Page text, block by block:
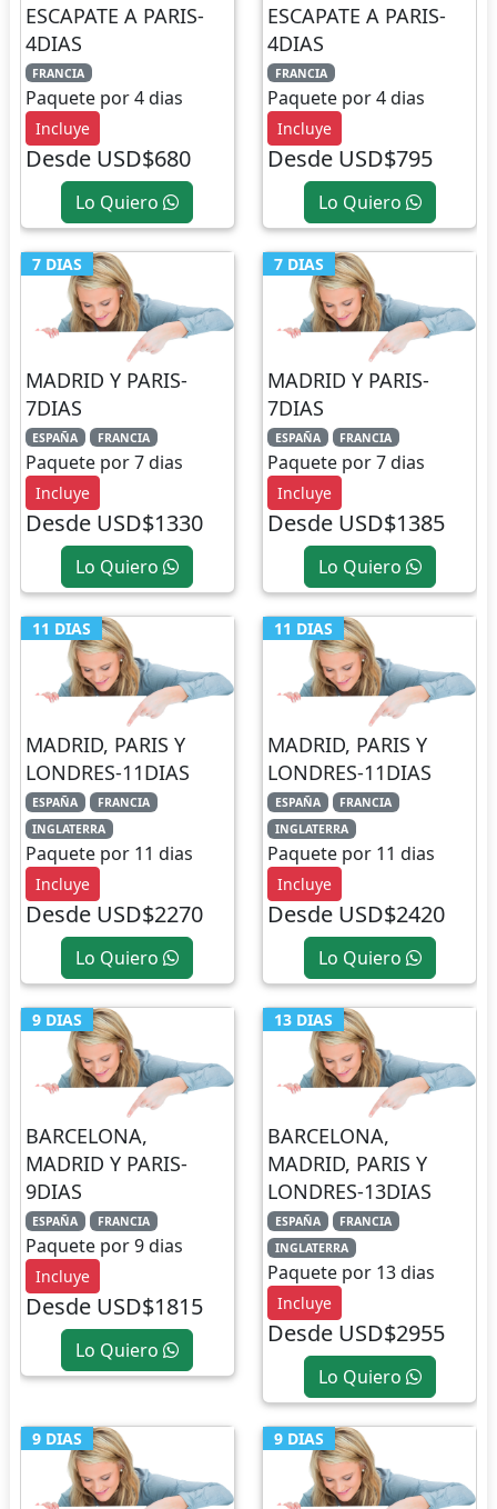
ESCAPATE A PARIS-
4DIAS
FRANCIA
Paquete por 4 dias
Incluye
Desde USD$680
Lo Quiero
ESCAPATE A PARIS-
4DIAS
FRANCIA
Paquete por 4 dias
Incluye
Desde USD$795
Lo Quiero
7 DIAS
MADRID Y PARIS-
7DIAS
ESPAÑA FRANCIA
Paquete por 7 dias
Incluye
Desde USD$1330
Lo Quiero
7 DIAS
MADRID Y PARIS-
7DIAS
ESPAÑA FRANCIA
Paquete por 7 dias
Incluye
Desde USD$1385
Lo Quiero
11 DIAS
MADRID, PARIS Y
LONDRES-11DIAS
ESPAÑA
FRANCIA
INGLATERRA
Paquete por 11 dias
Incluye
Desde USD$2270
Lo Quiero
11 DIAS
MADRID, PARIS Y
LONDRES-11DIAS
ESPAÑA
FRANCIA
INGLATERRA
Paquete por 11 dias
Incluye
Desde USD$2420
Lo Quiero
9 DIAS
BARCELONA,
MADRID Y PARIS-
9DIAS
ESPAÑA FRANCIA
Paquete por 9 dias
Incluye
Desde USD$1815
Lo Quiero
13 DIAS
BARCELONA,
MADRID, PARIS Y
LONDRES-13DIAS
ESPAÑA
FRANCIA
INGLATERRA
Paquete por 13 dias
Incluye
Desde USD$2955
Lo Quiero
9 DIAS 9 DIAS